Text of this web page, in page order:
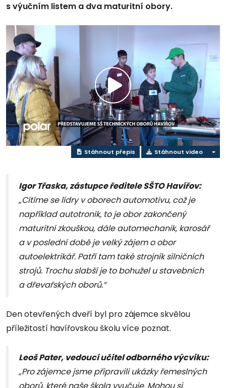
s výučním listem a dva maturitní obory.
Přehrát
video
Stáhnout přepis Stáhnout video
Igor Třaska, zástupce ředitele SŠTO Havířov:
„Cítíme se lídry v oborech automotivu, což je
například autotronik, to je obor zakončený
maturitní zkouškou, dále automechanik, karosář
a v poslední době je velký zájem o obor
autoelektrikář. Patří tam také strojník silničních
strojů. Trochu slabší je to bohužel u stavebních
a dřevařských oborů.“
Den otevřených dveří byl pro zájemce skvělou
příležitostí havířovskou školu více poznat.
Leoš Pater, vedoucí učitel odborného výcviku:
„Pro zájemce jsme připravili ukázky řemeslných